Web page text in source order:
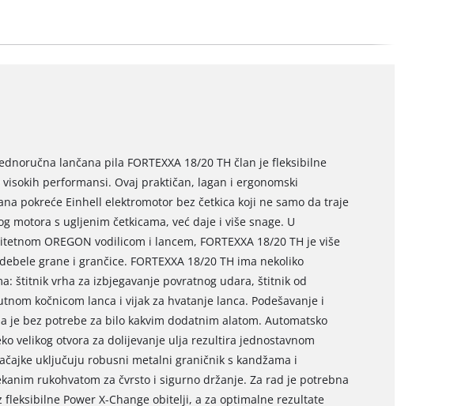
lančana pila FORTEXXA 18/20 TH član je fleksibilne
performansi. Ovaj praktičan, lagan i ergonomski
pokreće Einhell elektromotor bez četkica koji ne samo da traje
motora s ugljenim četkicama, već daje i više snage. U
OREGON vodilicom i lancem, FORTEXXA 18/20 TH je više
grane i grančice. FORTEXXA 18/20 TH ima nekoliko
štitnik vrha za izbjegavanje povratnog udara, štitnik od
kočnicom lanca i vijak za hvatanje lanca. Podešavanje i
je bez potrebe za bilo kakvim dodatnim alatom. Automatsko
velikog otvora za dolijevanje ulja rezultira jednostavnom
uključuju robusni metalni graničnik s kandžama i
rukohvatom za čvrsto i sigurno držanje. Za rad je potrebna
fleksibilne Power X-Change obitelji, a za optimalne rezultate